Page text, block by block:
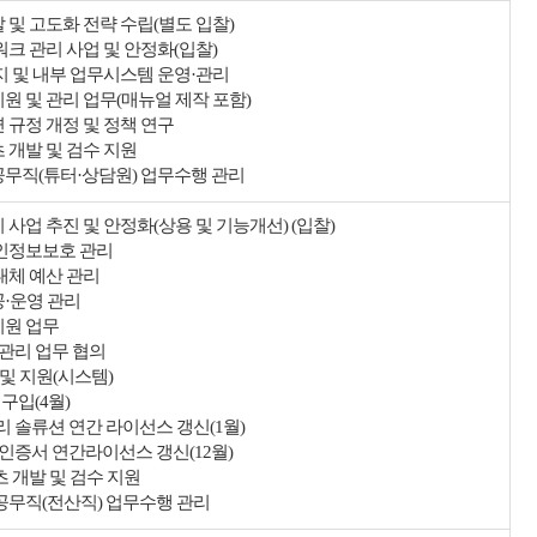
및 고도화 전략 수립(별도 입찰)
크 관리 사업 및 안정화(입찰)
및 내부 업무시스템 운영·관리
원 및 관리 업무(매뉴얼 제작 포함)
규정 개정 및 정책 연구
개발 및 검수 지원
직(튜터·상담원) 업무수행 관리
사업 추진 및 안정화(상용 및 기능개선) (입찰)
정보보호 관리
체 예산 관리
운영 관리
원 업무
리 업무 협의
지원(시스템)
입(4월)
솔류션 연간 라이선스 갱신(1월)
증서 연간라이선스 갱신(12월)
개발 및 검수 지원
무직(전산직) 업무수행 관리